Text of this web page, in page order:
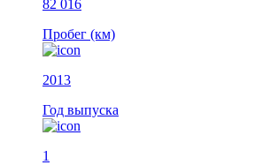
82 016
Пробег (км)
2013
Год выпуска
1